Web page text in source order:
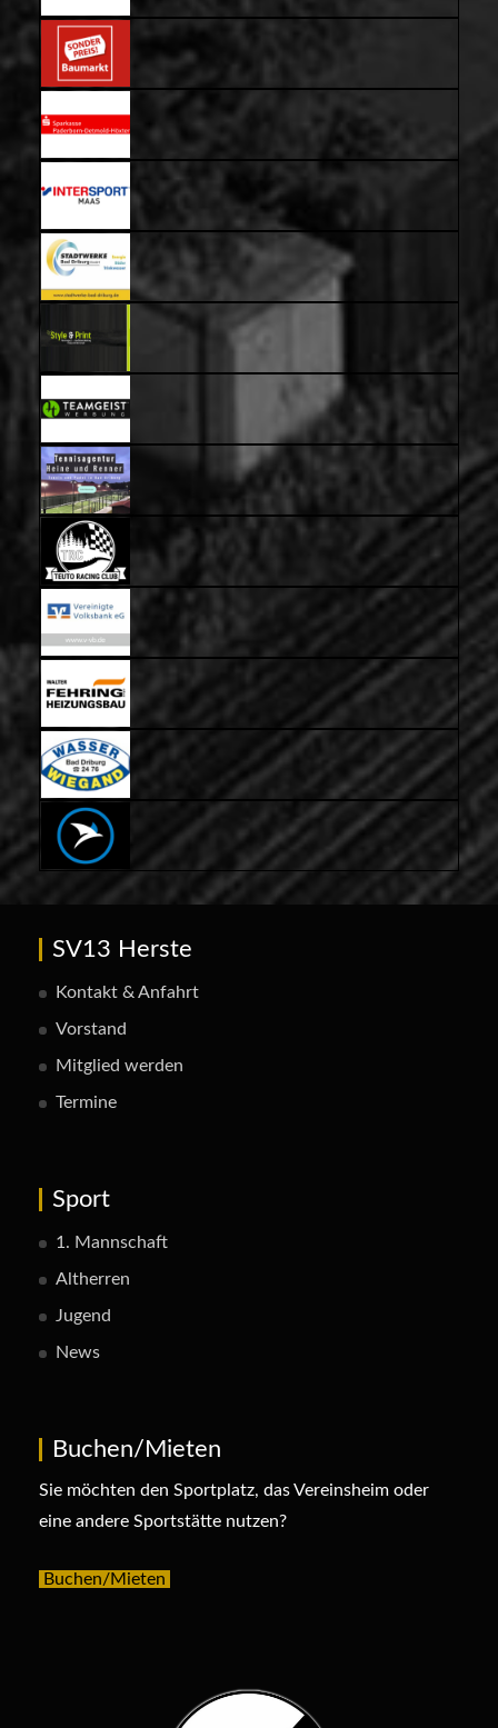
SV13 Herste
Kontakt & Anfahrt
Vorstand
Mitglied werden
Termine
Sport
1. Mannschaft
Altherren
Jugend
News
Buchen/Mieten
Sie möchten den Sportplatz, das Vereinsheim oder
eine andere Sportstätte nutzen?
Buchen/Mieten